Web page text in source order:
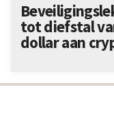
tot diefstal
dollar aan